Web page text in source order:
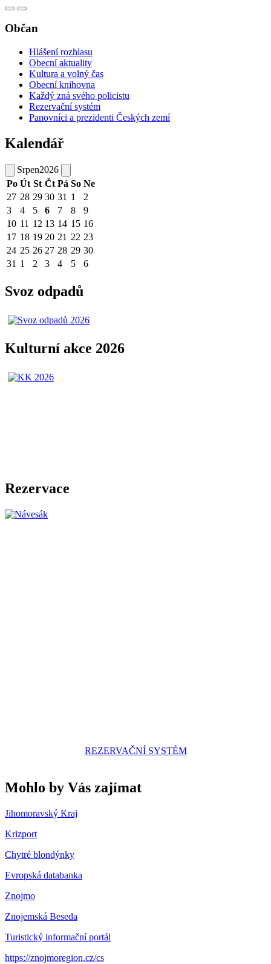
Občan
Hlášení rozhlasu
Obecní aktuality
Kultura a volný čas
Obecní knihovna
Každý zná svého policistu
Rezervační systém
Panovníci a prezidenti Českých zemí
Kalendář
Srpen2026
Po Út St Čt Pá So Ne
27 28 29 30 31 1
2
3
4 5 6 7 8
9
10 11 12 13 14 15 16
17 18 19 20 21 22 23
24 25 26 27 28 29 30
31 1 2 3 4 5 6
Svoz odpadů
Kulturní akce 2026
Rezervace
REZERVAČNÍ SYSTÉM
Mohlo by Vás zajímat
Jihomoravský Kraj
Krizport
Chytré blondýnky
Evropská databanka
Znojmo
Znojemská Beseda
Turistický informační portál
https://znojmoregion.cz/cs